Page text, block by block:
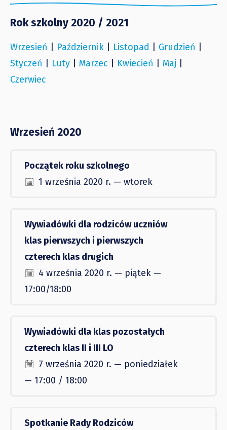
Rok szkolny 2020 / 2021
Wrzesień Październik Listopad Grudzień
Styczeń
Luty Marzec Kwiecień Maj
Czerwiec
Wrzesień 2020
Początek roku szkolnego
1 września 2020 r. — wtorek
Wywiadówki dla rodziców uczniów
klas pierwszych i pierwszych
czterech klas drugich
4 września 2020 r. — piątek —
17:00/18:00
Wywiadówki dla klas pozostałych
czterech klas II i III LO
7 września 2020 r. — poniedziałek
— 17:00 / 18:00
Spotkanie Rady Rodziców